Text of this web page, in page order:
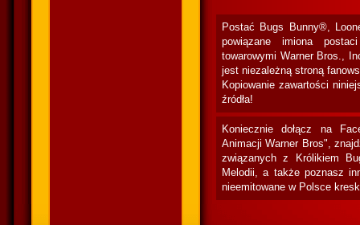
Postać Bugs Bunny®,
powiązane imiona
towarowymi Warner Bros.,
jest niezależną stroną
Kopiowanie zawartości
źródła!
Koniecznie dołącz na
Animacji Warner Bros",
związanych z Królikiem
Melodii, a także poznasz
nieemitowane w Polsce